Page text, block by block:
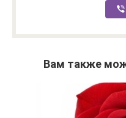
Вам также